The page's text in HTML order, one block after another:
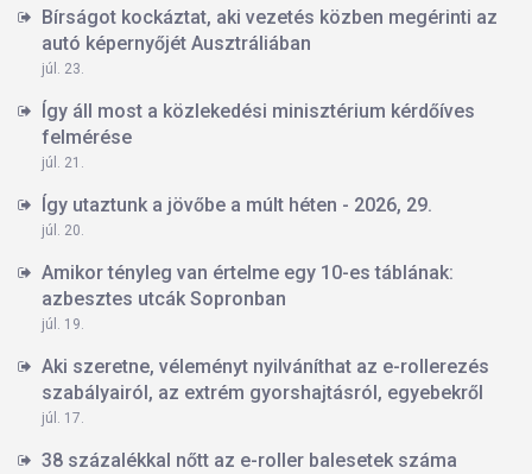
Bírságot kockáztat, aki vezetés közben megérinti az
autó képernyőjét Ausztráliában
júl. 23.
Így áll most a közlekedési minisztérium kérdőíves
felmérése
júl. 21.
Így utaztunk a jövőbe a múlt héten - 2026, 29.
júl. 20.
Amikor tényleg van értelme egy 10-es táblának:
azbesztes utcák Sopronban
júl. 19.
Aki szeretne, véleményt nyilváníthat az e-rollerezés
szabályairól, az extrém gyorshajtásról, egyebekről
júl. 17.
38 százalékkal nőtt az e-roller balesetek száma